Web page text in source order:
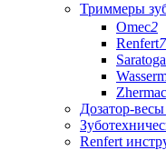
Триммеры
Omec2
Renfert7
Saratoga
Дозатор-
Renfert